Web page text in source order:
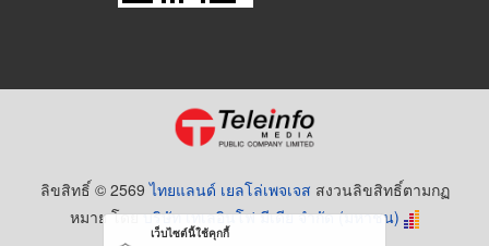
ลิขสิทธิ์ © 2569ไทยแลนด์ เยลโล่เพจเจส สงวนลิขสิทธิ์ตามกฏ
หมาย โดยบริษัท เทเลอินโฟ มีเดีย จำกัด (มหาชน)
เว็บไซต์นี้ใช้คุกกี้